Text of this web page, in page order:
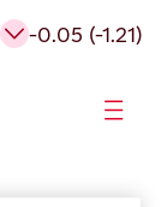
-0.05 (-1.21)